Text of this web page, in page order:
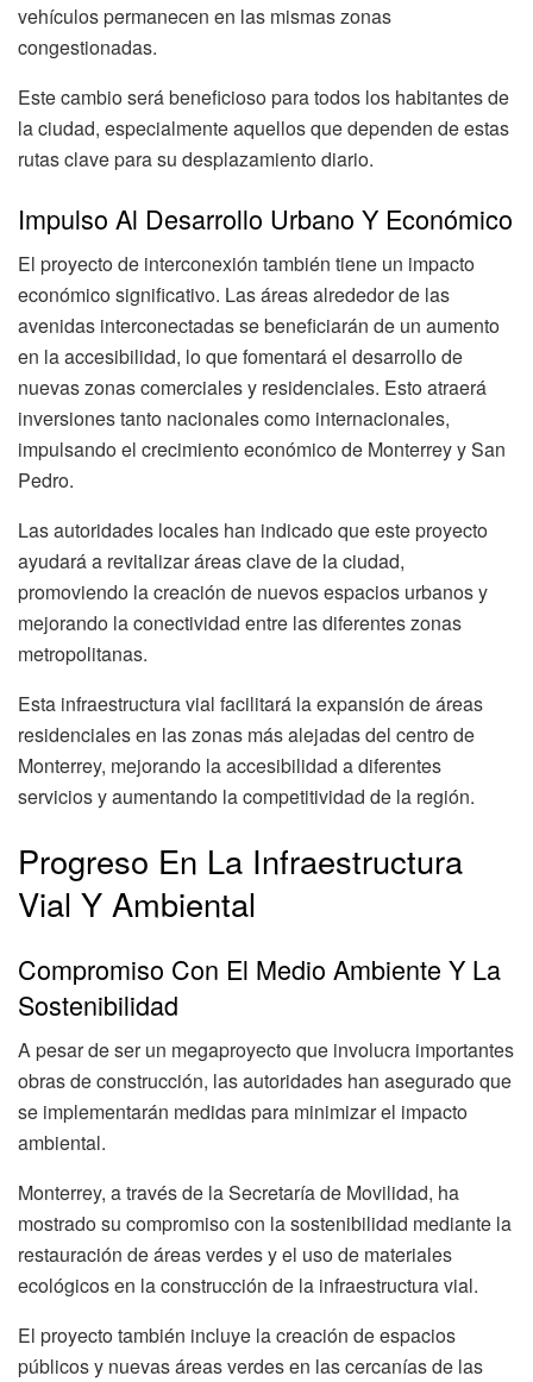
vehículos permanecen en las mismas zonas
congestionadas.
Este cambio será beneficioso para todos los habitantes de
la ciudad, especialmente aquellos que dependen de estas
rutas clave para su desplazamiento diario.
Impulso Al Desarrollo Urbano Y Económico
El proyecto de interconexión también tiene un impacto
económico significativo. Las áreas alrededor de las
avenidas interconectadas se beneficiarán de un aumento
en la accesibilidad, lo que fomentará el desarrollo de
nuevas zonas comerciales y residenciales. Esto atraerá
inversiones tanto nacionales como internacionales,
impulsando el crecimiento económico de Monterrey y San
Pedro.
Las autoridades locales han indicado que este proyecto
ayudará a revitalizar áreas clave de la ciudad,
promoviendo la creación de nuevos espacios urbanos y
mejorando la conectividad entre las diferentes zonas
metropolitanas.
Esta infraestructura vial facilitará la expansión de áreas
residenciales en las zonas más alejadas del centro de
Monterrey, mejorando la accesibilidad a diferentes
servicios y aumentando la competitividad de la región.
Progreso En La Infraestructura
Vial Y Ambiental
Compromiso Con El Medio Ambiente Y La
Sostenibilidad
A pesar de ser un megaproyecto que involucra importantes
obras de construcción, las autoridades han asegurado que
se implementarán medidas para minimizar el impacto
ambiental.
Monterrey, a través de la Secretaría de Movilidad, ha
mostrado su compromiso con la sostenibilidad mediante la
restauración de áreas verdes y el uso de materiales
ecológicos en la construcción de la infraestructura vial.
El proyecto también incluye la creación de espacios
públicos y nuevas áreas verdes en las cercanías de las